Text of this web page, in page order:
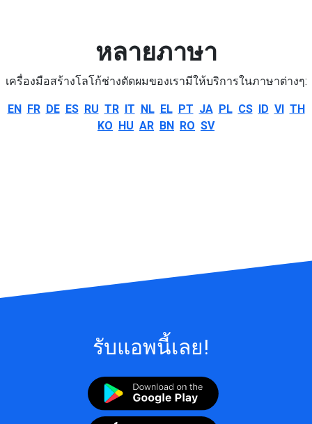
หลายภาษา
เครื่องมือสร้างโลโก้ช่างตัดผมของเรามีให้บริการในภาษาต่างๆ:
EN FR DE ES RU TR IT NL EL PT JA PL CS ID VI TH
KO HU AR BN RO SV
รับแอพนี้เลย!